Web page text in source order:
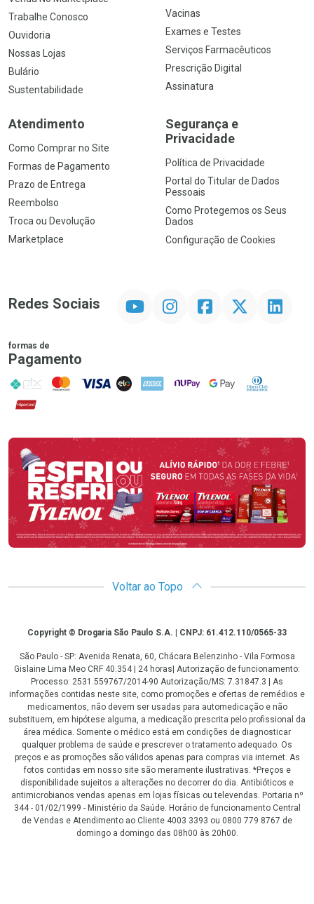
Trabalhe Conosco
Ouvidoria
Nossas Lojas
Bulário
Sustentabilidade
Vacinas
Exames e Testes
Serviços Farmacêuticos
Prescrição Digital
Assinatura
Atendimento
Como Comprar no Site
Formas de Pagamento
Prazo de Entrega
Reembolso
Troca ou Devolução
Marketplace
Segurança e
Privacidade
Política de Privacidade
Portal do Titular de Dados
Pessoais
Como Protegemos os Seus
Dados
Configuração de Cookies
Redes Sociais InstagramFacebookTwitter Linkedin
formas de
Pagamento
PIX MasterCard
VISA ELO AMEX NuPay Google PayDiners Club
Hipercard
Promoção em Destaque
Voltar ao Topo
CopyrightCopyright © Drogaria São Paulo S.A. | CNPJ: 61.412.110/0565-33
São Paulo - SP: Avenida Renata, 60, Chácara Belenzinho - Vila Formosa
Gislaine Lima Meo CRF 40.354 | 24 horas| Autorização de funcionamento:
Processo: 2531.559767/2014-90 Autorização/MS: 7.31847.3 | As
informações contidas neste site, como promoções e ofertas de remédios e
medicamentos, não devem ser usadas para automedicação e não
substituem, em hipótese alguma, a medicação prescrita pelo profissional da
área médica. Somente o médico está em condições de diagnosticar
qualquer problema de saúde e prescrever o tratamento adequado. Os
preços e as promoções são válidos apenas para compras via internet. As
fotos contidas em nosso site são meramente ilustrativas. *Preços e
disponibilidade sujeitos a alterações no decorrer do dia. Antibióticos e
antimicrobianos vendas apenas em lojas físicas ou televendas. Portaria nº
344 - 01/02/1999 - Ministério da Saúde. Horário de funcionamento Central
de Vendas e Atendimento ao Cliente 4003 3393 ou 0800 779 8767 de
domingo a domingo das 08h00 às 20h00.